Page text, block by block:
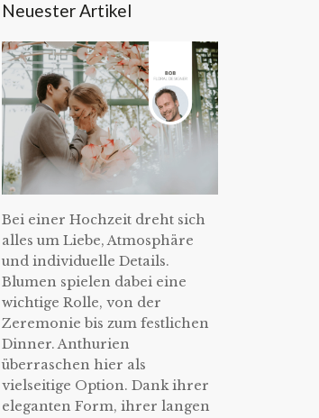
Neuester Artikel
Bei einer Hochzeit dreht sich
alles um Liebe, Atmosphäre
und individuelle Details.
Blumen spielen dabei eine
wichtige Rolle, von der
Zeremonie bis zum festlichen
Dinner. Anthurien
überraschen hier als
vielseitige Option. Dank ihrer
eleganten Form, ihrer langen